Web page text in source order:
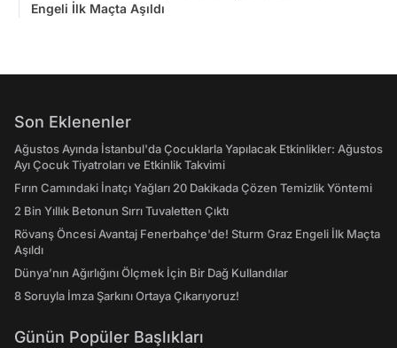
Engeli İlk Maçta Aşıldı
Son Eklenenler
Ağustos Ayında İstanbul'da Çocuklarla Yapılacak Etkinlikler: Ağustos
Ayı Çocuk Tiyatroları ve Etkinlik Takvimi
Fırın Camındaki İnatçı Yağları 20 Dakikada Çözen Temizlik Yöntemi
2 Bin Yıllık Betonun Sırrı Tuvaletten Çıktı
Rövanş Öncesi Avantaj Fenerbahçe'de! Sturm Graz Engeli İlk Maçta
Aşıldı
Dünya’nın Ağırlığını Ölçmek İçin Bir Dağ Kullandılar
8 Soruyla İmza Şarkını Ortaya Çıkarıyoruz!
Günün Popüler Başlıkları